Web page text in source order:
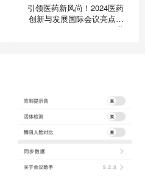
引领医药新风尚！2024医药
创新与发展国际会议亮点速
递